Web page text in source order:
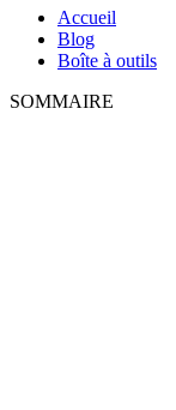
Accueil
Blog
Boîte à outils
SOMMAIRE